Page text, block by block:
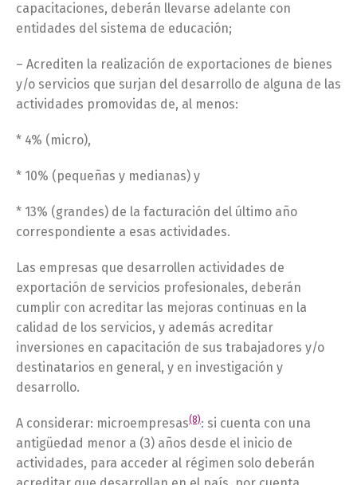
capacitaciones, deberán llevarse adelante con
entidades del sistema de educación;
– Acrediten la realización de exportaciones de bienes
y/o servicios que surjan del desarrollo de alguna de las
actividades promovidas de, al menos:
* 4% (micro),
* 10% (pequeñas y medianas) y
* 13% (grandes) de la facturación del último año
correspondiente a esas actividades.
Las empresas que desarrollen actividades de
exportación de servicios profesionales, deberán
cumplir con acreditar las mejoras continuas en la
calidad de los servicios, y además acreditar
inversiones en capacitación de sus trabajadores y/o
destinatarios en general, y en investigación y
desarrollo.
A considerar: microempresas(8): si cuenta con una
antigüedad menor a (3) años desde el inicio de
actividades, para acceder al régimen solo deberán